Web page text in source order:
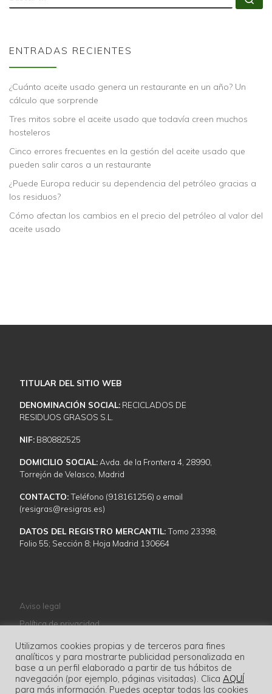
ENTRADAS RECIENTES
¿Cuánto aceite usado genera un restaurante en un año? Un
cálculo que sorprende
Tres mitos sobre el aceite usado que todavía creen muchos
hosteleros
Cinco errores frecuentes en la gestión del aceite usado que
pueden salir caros a un restaurante
¿Puede Europa reducir su dependencia del petróleo gracias a
los residuos?
Cómo afectan los cambios en el precio del petróleo al valor del
aceite usado
TITULAR DEL SITIO WEB
DENOMINACIÓN SOCIAL:RECICLADOS DE
RESIDUOS GRASOS S.L.
NIF:B80882525
DOMICILIO SOCIAL:Avda. de la Frontera 4, 28990,
Torrejón de Velasco, Madrid
CONTACTO:Teléfono (918161256) o email
(resigras@resigras.es)
DATOS DEL REGISTRO MERCANTIL:Tomo 23398;
Folio 55; Sección 8; Hoja Madrid 130664
Aviso legal
Política de privacidad
Política de cookies
Normativa
Utilizamos cookies propias y de terceros para fines
analíticos y para mostrarte publicidad personalizada en
base a un perfil elaborado a partir de tus hábitos de
navegación (por ejemplo, páginas visitadas). Clica AQUÍ
para más información. Puedes aceptar todas las cookies